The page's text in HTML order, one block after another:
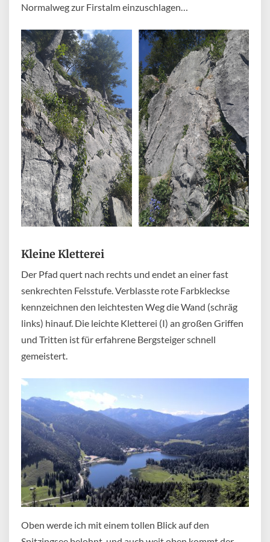
Normalweg zur Firstalm einzuschlagen…
Kleine Kletterei
Der Pfad quert nach rechts und endet an einer fast
senkrechten Felsstufe. Verblasste rote Farbkleckse
kennzeichnen den leichtesten Weg die Wand (schräg
links) hinauf. Die leichte Kletterei (I) an großen Griffen
und Tritten ist für erfahrene Bergsteiger schnell
gemeistert.
Oben werde ich mit einem tollen Blick auf den